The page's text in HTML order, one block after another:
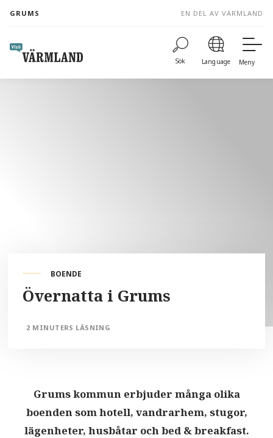
content
GRUMS EN DEL AV VÄRMLAND
Sök Language Meny
BOENDE
Övernatta i Grums
2 MINUTERS LÄSNING
Grums kommun erbjuder många olika
boenden som hotell, vandrarhem, stugor,
lägenheter, husbåtar och bed & breakfast.